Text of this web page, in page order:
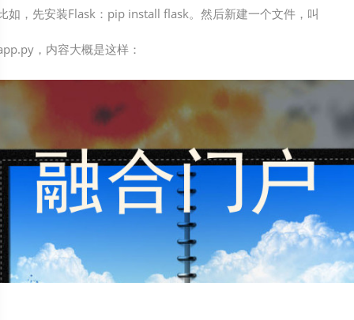
如，先安装Flask：pip install flask。然后新建一个文件，叫
，内容大概是这样：